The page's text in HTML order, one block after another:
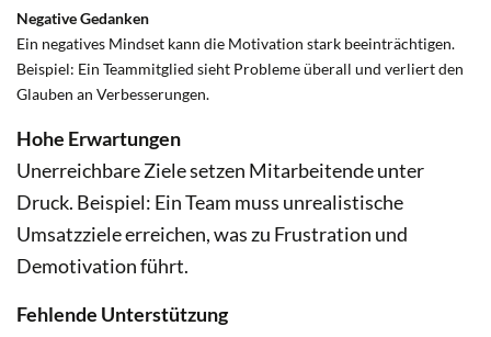
Negative Gedanken
Ein negatives Mindset kann die Motivation stark beeinträchtigen.
Beispiel: Ein Teammitglied sieht Probleme überall und verliert den
Glauben an Verbesserungen.
Hohe Erwartungen
Unerreichbare Ziele setzen Mitarbeitende unter
Druck. Beispiel: Ein Team muss unrealistische
Umsatzziele erreichen, was zu Frustration und
Demotivation führt.
Fehlende Unterstützung